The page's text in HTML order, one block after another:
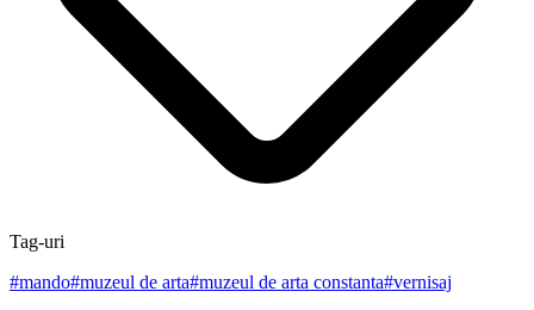
Tag-uri
#mando#muzeul de arta#muzeul de arta constanta#vernisaj